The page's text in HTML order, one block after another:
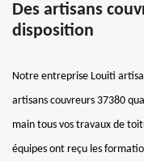
Des artisans
disposition
Notre entreprise Louiti
artisans couvreurs 37380
main tous vos travaux de
équipes ont reçu les